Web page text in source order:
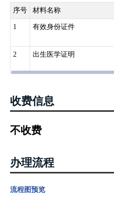
序号 材料名称
1 有效身份证件
2 出生医学证明
收费信息
不收费
办理流程
流程图预览